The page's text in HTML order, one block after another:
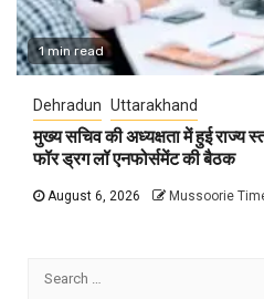
1 min read
Dehradun Uttarakhand
मुख्य सचिव की अध्यक्षता में हुई राज्य
फॉर ड्रग लॉ एनफोर्समेंट की बैठक
August 6, 2026 Mussoorie
Search